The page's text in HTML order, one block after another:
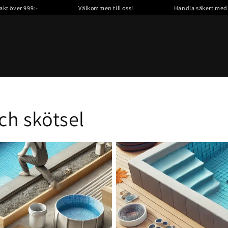
över 999:- Välkommen till oss! Handla säkert med
skötsel